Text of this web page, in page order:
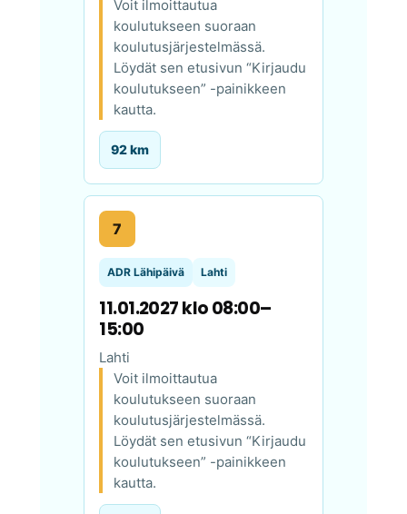
Voit ilmoittautua
koulutukseen suoraan
koulutusjärjestelmässä.
Löydät sen etusivun “Kirjaudu
koulutukseen” -painikkeen
kautta.
92 km
7
ADR Lähipäivä Lahti
11.01.2027 klo 08:00–
15:00
Lahti
Voit ilmoittautua
koulutukseen suoraan
koulutusjärjestelmässä.
Löydät sen etusivun “Kirjaudu
koulutukseen” -painikkeen
kautta.